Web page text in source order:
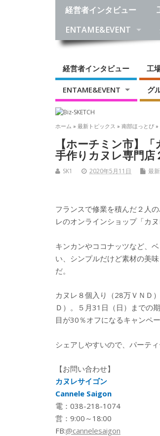
経営者インタビュー
ENTAME&EVENT
経営者インタビュー 工
ENTAME&EVENT グ
ホーム » 最新トピックス » 南部ほっとぴ »
【ホーチミン市】
手作りカヌレ専門店
SK1 2020年5月11日 最
フランスで修業を積んだ２人
レのオンラインショップ「カヌ
キンカンやココナッツなど、
い、シンプルだけど素材の美
だ。
カヌレ８個入り（28万ＶＮＤ
Ｄ）。５月31日（日）までの
目が30％オフになるキャンペー
シェアしやすいので、パーテ
【お問い合わせ】
カヌレサイゴン
Cannele Saigon
電：038-218-1074
営：9:00～18:00
FB:@cannelesaigon